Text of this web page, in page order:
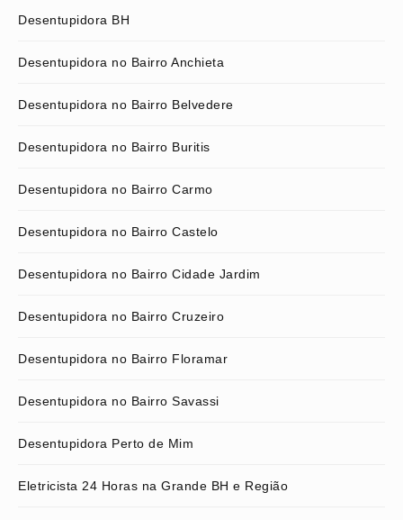
Desentupidora BH
Desentupidora no Bairro Anchieta
Desentupidora no Bairro Belvedere
Desentupidora no Bairro Buritis
Desentupidora no Bairro Carmo
Desentupidora no Bairro Castelo
Desentupidora no Bairro Cidade Jardim
Desentupidora no Bairro Cruzeiro
Desentupidora no Bairro Floramar
Desentupidora no Bairro Savassi
Desentupidora Perto de Mim
Eletricista 24 Horas na Grande BH e Região